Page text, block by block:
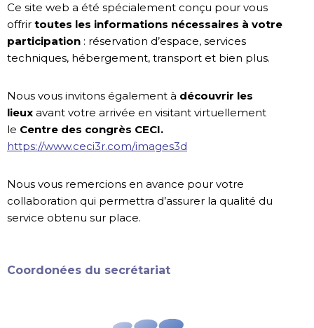
Ce site web a été spécialement conçu pour vous
offrir toutes les informations nécessaires à votre
participation : réservation d’espace, services
techniques, hébergement, transport et bien plus.
Nous vous invitons également à découvrir les
lieux avant votre arrivée en visitant virtuellement
le Centre des congrès CECI.
https://www.ceci3r.com/images3d
Nous vous remercions en avance pour votre
collaboration qui permettra d’assurer la qualité du
service obtenu sur place.
Coordonées du secrétariat